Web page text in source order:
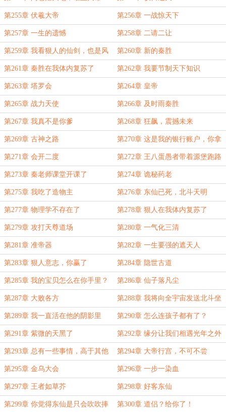
第255章 伏羲大帝 第256章 一战惊天下
第257章 一生的遗憾 第258章 二请二让
第259章 我看狠人的仙剑，也是风
韵犹存啊
第260章 新的秦胜
第261章 秦胜在我体内复苏了 第262章 我要节制天下知识
第263章 塔罗会 第264章 皇帝
第265章 战力天使 第266章 及时雨秦胜
第267章 我真不是你爹 第268章 狂飙，震撼未来
第269章 古神之路 第270章 这是我的银行账户，你拿
去花
第271章 会开二度 第272章 王八蛋愚者带着源堡跑路
了
第273章 秦老师课堂开课了 第274章 诡秘药老
第275章 我吃了造物主 第276章 东仙已死，北斗天明
第277章 物理学不存在了 第278章 狠人在我体内复苏了
第279章 攻打天尊道场 第280章 一气化三清
第281章 准帝器 第282章 一生要强的遮天人
第283章 狠人意志，你赢了 第284章 隐世古道
第285章 我的宝贝怎么在你手里？ 第286章 仙子落凡尘
第287章 大败各方 第288章 我将向全宇宙发送北斗坐
标
第289章 我一直活在他的阴影里 第290章 怎么连孩子都有了？
第291章 紫微的天黑了 第292章 缘分让我们相遇光年之外
第293章 总有一些事情，高于其他 第294章 大帝行宫，不可不尝
第295章 金乌大会 第296章 一步一染血
第297章 王者如草芥 第298章 好客东仙
第299章 你觉得东仙是只会吹吹捧 第300章 道侣？给你了！